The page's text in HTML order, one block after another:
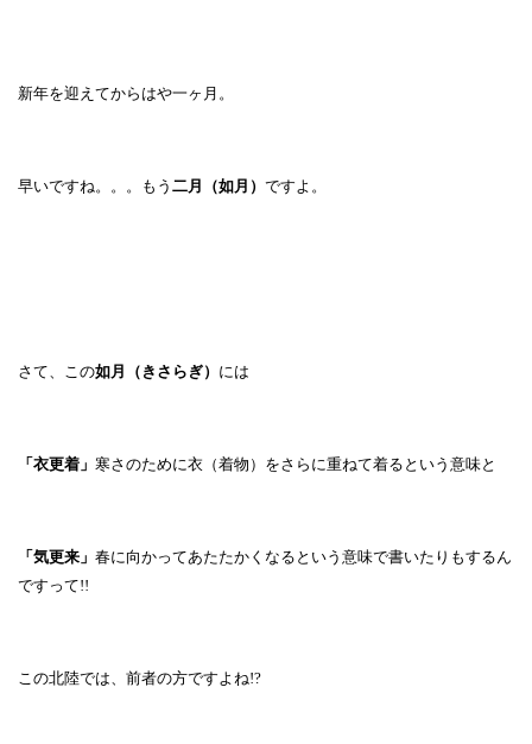
新年を迎えてからはや一ヶ月。
早いですね。。。もう 二月（如月） ですよ。
さて、この如月（きさらぎ） には
「衣更着」 寒さのために衣（着物）をさらに重ねて着るという意味と
「気更来」 春に向かってあたたかくなるという意味で書いたりもするん
ですって!!
この北陸では、前者の方ですよね!?